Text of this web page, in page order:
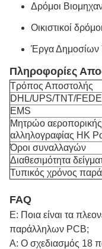
Δρόμοι
Οικιστικοί δρόμοι
Έργα
Πληροφορίες
Τρόπος Αποστολής
DHL/UPS/TNT/
EMS
Μητρώο αεροπορικής
αλληλογραφίας HK
Όροι συναλλαγών
Διαθεσιμότητα
Τυπικός χρόνος
FAQ
Ε: Ποια είναι τα
παράλληλων PCB;
Α: Ο σχεδιασμός 18